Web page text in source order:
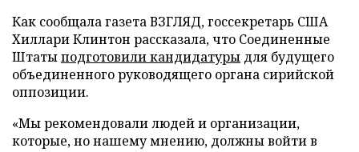
Как сообщала газета ВЗГЛЯД, госсекретарь США
Хиллари Клинтон рассказала, что Соединенные
Штатыподготовили кандидатуры для будущего
объединенного руководящего органа сирийской
оппозиции.
«Мы рекомендовали людей и организации,
которые, но нашему мнению, должны войти в